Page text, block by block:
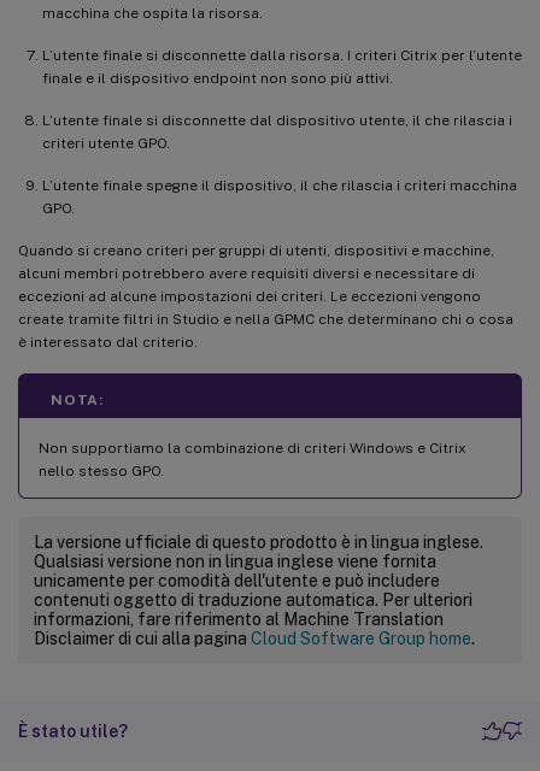
macchina che ospita la risorsa.
L’utente finale si disconnette dalla risorsa. I criteri Citrix per l’utente
finale e il dispositivo endpoint non sono più attivi.
L’utente finale si disconnette dal dispositivo utente, il che rilascia i
criteri utente GPO.
L’utente finale spegne il dispositivo, il che rilascia i criteri macchina
GPO.
Quando si creano criteri per gruppi di utenti, dispositivi e macchine,
alcuni membri potrebbero avere requisiti diversi e necessitare di
eccezioni ad alcune impostazioni dei criteri. Le eccezioni vengono
create tramite filtri in Studio e nella GPMC che determinano chi o cosa
è interessato dal criterio.
NOTA:
Non supportiamo la combinazione di criteri Windows e Citrix
nello stesso GPO.
La versione ufficiale di questo prodotto è in lingua inglese.
Qualsiasi versione non in lingua inglese viene fornita
unicamente per comodità dell'utente e può includere
contenuti oggetto di traduzione automatica. Per ulteriori
informazioni, fare riferimento al Machine Translation
Disclaimer di cui alla pagina Cloud Software Group home.
È stato utile?